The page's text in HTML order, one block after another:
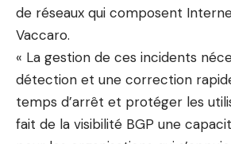
de réseaux qui composent
Vaccaro.
« La gestion de ces incidents
détection et une correction
temps d’arrêt et protéger les
fait de la visibilité BGP une